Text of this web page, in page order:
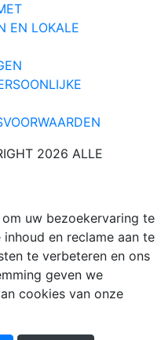
EN LOKALE
2026 ALLE
uw bezoekervaring te
en reclame aan te
te verbeteren en ons
geven we
cookies van onze